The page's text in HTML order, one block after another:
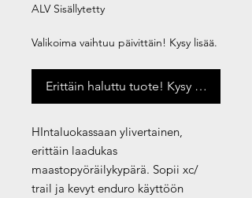
ALV Sisällytetty
Valikoima vaihtuu päivittäin! Kysy lisää.
Erittäin haluttu tuote! Kysy saatavuus
HIntaluokassaan ylivertainen,
erittäin laadukas
maastopyöräilykypärä. Sopii xc/
trail ja kevyt enduro käyttöön